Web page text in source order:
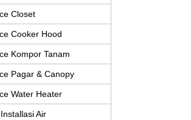
Closet
Cooker Hood
Kompor Tanam
Pagar & Canopy
Water Heater
Air